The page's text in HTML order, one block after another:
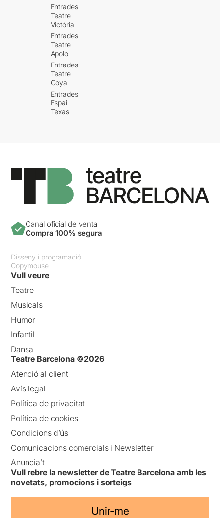
Entrades
Teatre
Victòria
Entrades
Teatre
Apolo
Entrades
Teatre
Goya
Entrades
Espai
Texas
Canal oficial de venta
Compra 100% segura
Disseny i programació:
Copymouse
Vull veure
Teatre
Musicals
Humor
Infantil
Dansa
Teatre Barcelona ©2026
Atenció al client
Avís legal
Política de privacitat
Política de cookies
Condicions d’ús
Comunicacions comercials i Newsletter
Anuncia’t
Vull rebre la newsletter de Teatre Barcelona amb les
novetats, promocions i sorteigs
Unir-me